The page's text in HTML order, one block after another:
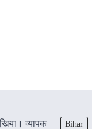
व्यापक
Bihar